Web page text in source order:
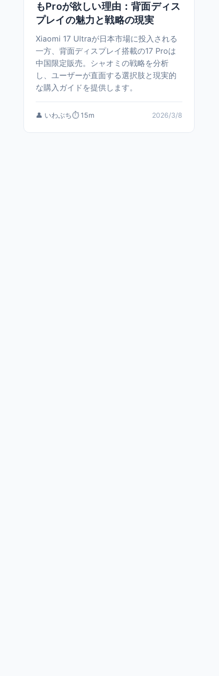
もProが欲しい理由：背面ディス
プレイの魅力と戦略の現実
Xiaomi 17 Ultraが日本市場に投入される
一方、背面ディスプレイ搭載の17 Proは
中国限定販売。シャオミの戦略を分析
し、ユーザーが直面する選択肢と現実的
な購入ガイドを提供します。
👤 いわぶち⏱️ 15m 2026/3/8